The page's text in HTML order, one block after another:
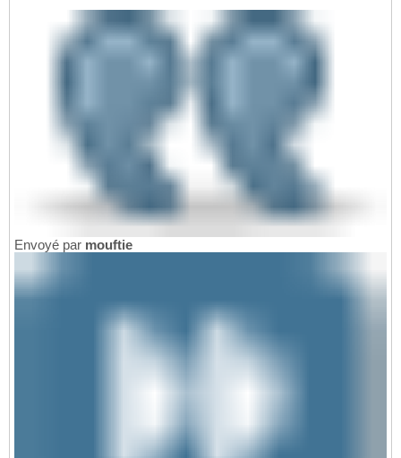
Envoyé par mouftie